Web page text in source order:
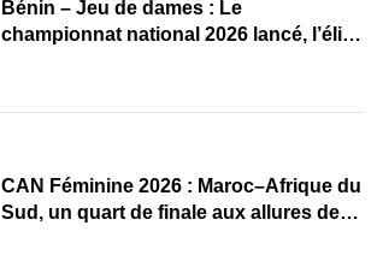
Bénin – Jeu de dames : Le
championnat national 2026 lancé, l’élite
CAN Féminine 2026 : Maroc–Afrique du
Sud, un quart de finale aux allures de